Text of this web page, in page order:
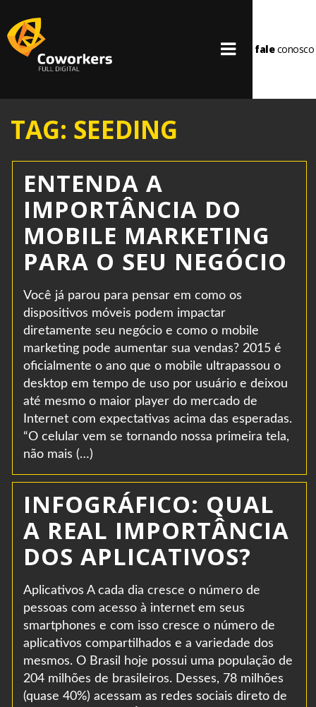
faleconosco
TAG: SEEDING
ENTENDA A
IMPORTÂNCIA DO
MOBILE MARKETING
PARA O SEU NEGÓCIO
Você já parou para pensar em como os
dispositivos móveis podem impactar
diretamente seu negócio e como o mobile
marketing pode aumentar sua vendas? 2015 é
oficialmente o ano que o mobile ultrapassou o
desktop em tempo de uso por usuário e deixou
até mesmo o maior player do mercado de
Internet com expectativas acima das esperadas.
“O celular vem se tornando nossa primeira tela,
não mais (…)
INFOGRÁFICO: QUAL
A REAL IMPORTÂNCIA
DOS APLICATIVOS?
Aplicativos A cada dia cresce o número de
pessoas com acesso à internet em seus
smartphones e com isso cresce o número de
aplicativos compartilhados e a variedade dos
mesmos. O Brasil hoje possui uma população de
204 milhões de brasileiros. Desses, 78 milhões
(quase 40%) acessam as redes sociais direto de